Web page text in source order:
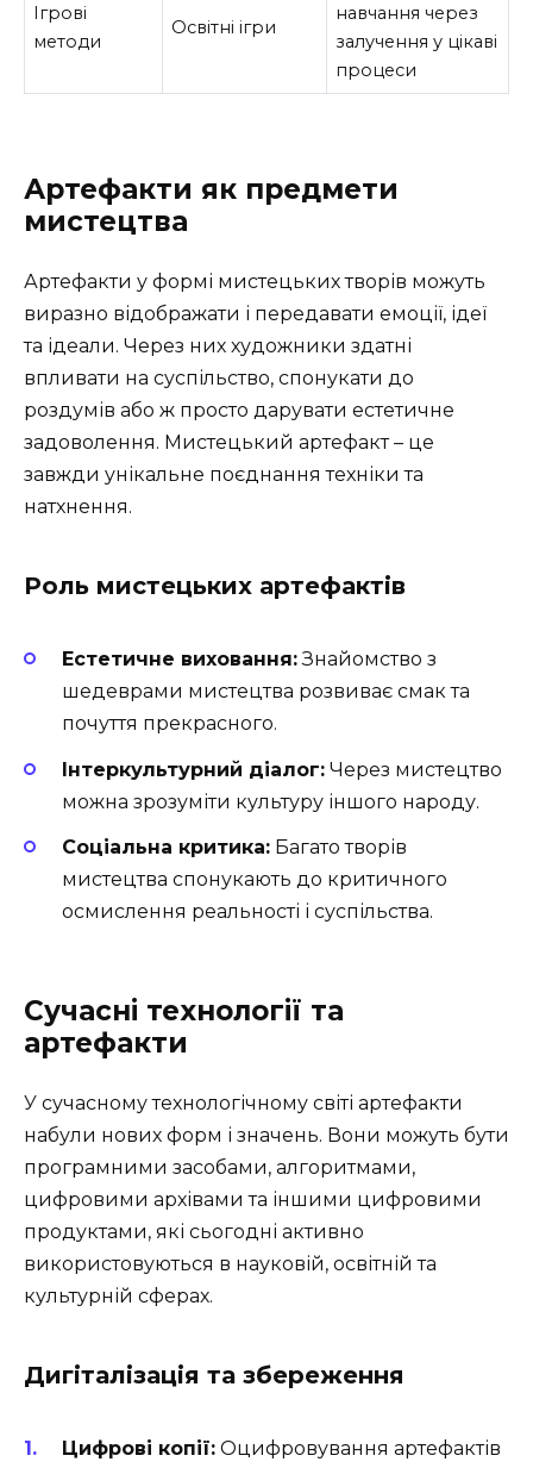
Ігрові
методи
Освітні ігри
навчання через
залучення у цікаві
процеси
Артефакти як предмети
мистецтва
Артефакти у формі мистецьких творів можуть
виразно відображати і передавати емоції, ідеї
та ідеали. Через них художники здатні
впливати на суспільство, спонукати до
роздумів або ж просто дарувати естетичне
задоволення. Мистецький артефакт – це
завжди унікальне поєднання техніки та
натхнення.
Роль мистецьких артефактів
Естетичне виховання:Знайомство з
шедеврами мистецтва розвиває смак та
почуття прекрасного.
Інтеркультурний діалог: Через мистецтво
можна зрозуміти культуру іншого народу.
Соціальна критика: Багато творів
мистецтва спонукають до критичного
осмислення реальності і суспільства.
Сучасні технології та
артефакти
У сучасному технологічному світі артефакти
набули нових форм і значень. Вони можуть бути
програмними засобами, алгоритмами,
цифровими архівами та іншими цифровими
продуктами, які сьогодні активно
використовуються в науковій, освітній та
культурній сферах.
Дигіталізація та збереження
Цифрові копії: Оцифровування артефактів